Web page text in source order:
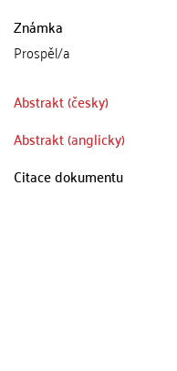
Známka
Prospěl/a
Abstrakt (česky)
Abstrakt (anglicky)
Citace dokumentu